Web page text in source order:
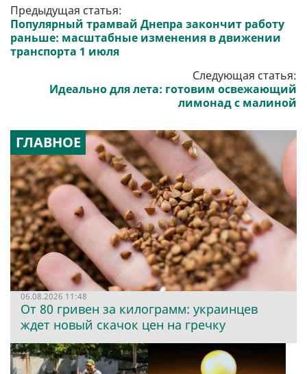
Предыдущая статья:
Популярный трамвай Днепра закончит работу
раньше: масштабные изменения в движении
транспорта 1 июля
Следующая статья:
Идеально для лета: готовим освежающий
лимонад с малиной
ГЛАВНОЕ
06.08.2026 11:48
От 80 гривен за килограмм: украинцев
ждет новый скачок цен на гречку